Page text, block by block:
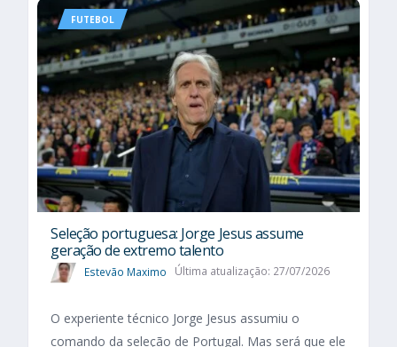
FUTEBOL
Seleção portuguesa: Jorge Jesus assume
geração de extremo talento
Estevão Maximo Última atualização: 27/07/2026
O experiente técnico Jorge Jesus assumiu o
comando da seleção de Portugal. Mas será que ele